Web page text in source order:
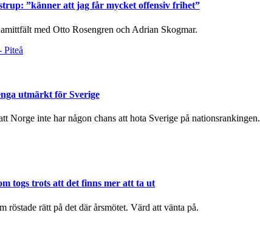
”känner att jag får mycket offensiv frihet”
med Otto Rosengren och Adrian Skogmar.
utmärkt för Sverige
Norge inte har någon chans att hota Sverige på nationsrankingen.
togs trots att det finns mer att ta ut
röstade rätt på det där årsmötet. Värd att vänta på.